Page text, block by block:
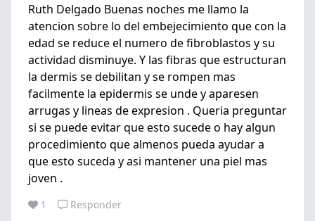
Ruth Delgado Buenas noches me llamo la
atencion sobre lo del embejecimiento que con la
edad se reduce el numero de fibroblastos y su
actividad disminuye. Y las fibras que estructuran
la dermis se debilitan y se rompen mas
facilmente la epidermis se unde y aparesen
arrugas y lineas de expresion . Queria preguntar
si se puede evitar que esto sucede o hay algun
procedimiento que almenos pueda ayudar a
que esto suceda y asi mantener una piel mas
joven .
1 Responder